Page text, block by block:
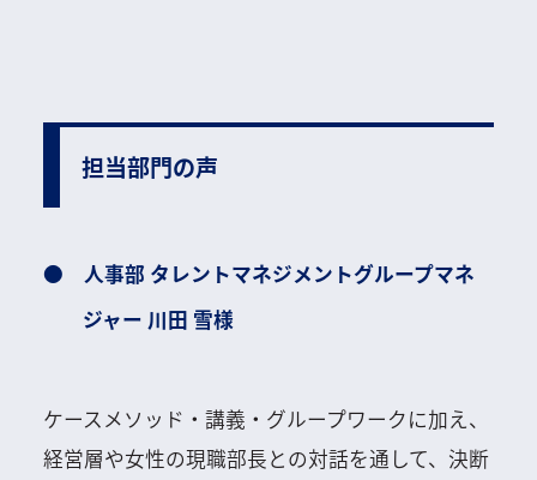
担当部門の声
人事部 タレントマネジメントグループマネ
ジャー 川田 雪様
ケースメソッド・講義・グループワークに加え、
経営層や女性の現職部長との対話を通して、決断